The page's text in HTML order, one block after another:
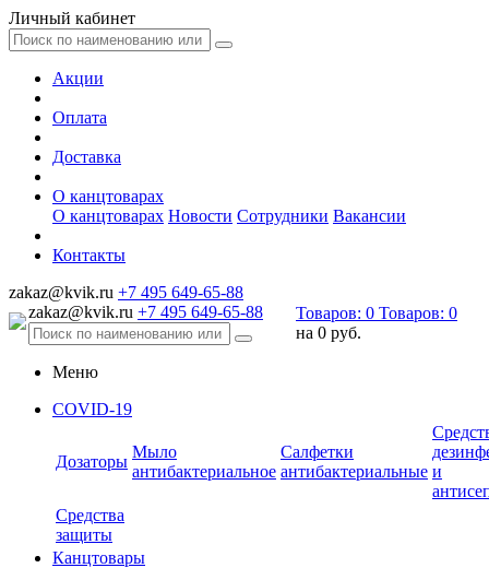
Личный кабинет
Акции
Оплата
Доставка
О канцтоварах
О канцтоварах Новости Сотрудники Вакансии
Контакты
zakaz@kvik.ru +7 495 649-65-88
zakaz@kvik.ru +7 495 649-65-88 Товаров: 0 Товаров: 0
на 0 руб.
Меню
COVID-19
Дозаторы
Мыло
антибактериальное
Салфетки
антибактериальные и
Средства
защиты
Канцтовары